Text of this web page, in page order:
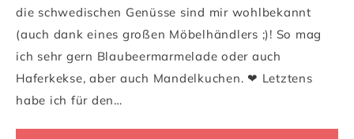
die schwedischen Genüsse sind mir wohlbekannt
(auch dank eines großen Möbelhändlers ;)! So mag
ich sehr gern Blaubeermarmelade oder auch
Haferkekse, aber auch Mandelkuchen. ❤ Letztens
habe ich für den…